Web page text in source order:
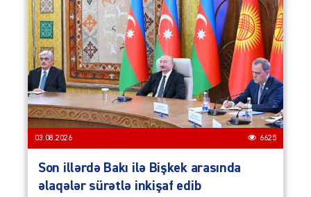
03.08.2026 6625
Son illərdə Bakı ilə Bişkek arasında
əlaqələr sürətlə inkişaf edib